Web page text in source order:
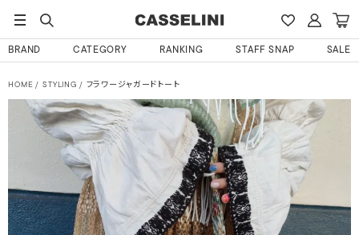
BRAND CATEGORY RANKING STAFF SNAP SALE
HOME STYLING フラワージャガードトート